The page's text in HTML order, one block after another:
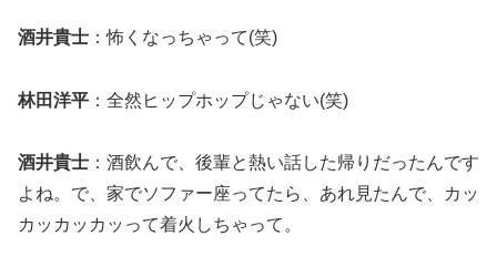
酒井貴士 ：怖くなっちゃって(笑)
林田洋平 ：全然ヒップホップじゃない(笑)
酒井貴士 ：酒飲んで、後輩と熱い話した帰りだったんです
よね。で、家でソファー座ってたら、あれ見たんで、カッ
カッカッカッって着火しちゃって。